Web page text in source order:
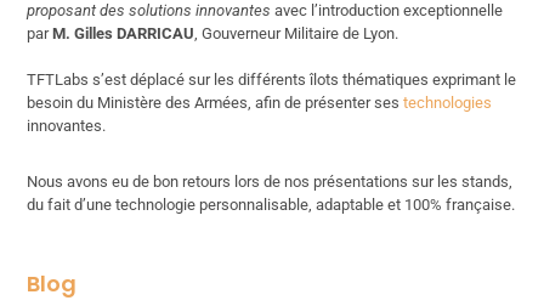
proposant des solutions innovantes avec l’introduction exceptionnelle
parM. Gilles DARRICAU, Gouverneur Militaire de Lyon.
TFTLabs s’est déplacé sur les différents îlots thématiques exprimant le
besoin du Ministère des Armées, afin de présenter sestechnologies
innovantes.
Nous avons eu de bon retours lors de nos présentations sur les stands,
du fait d’une technologie personnalisable, adaptable et 100% française.
Blog